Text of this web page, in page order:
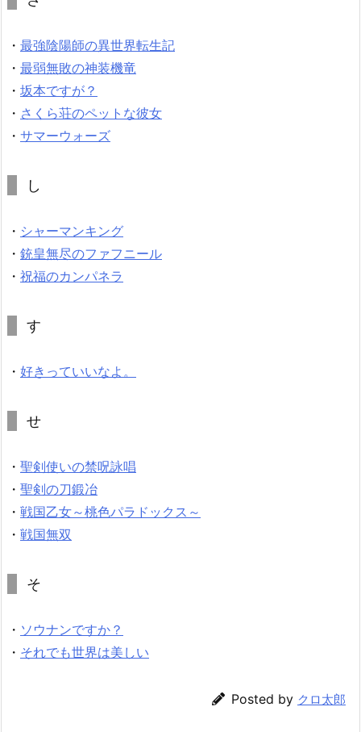
・ 最強陰陽師の異世界転生記
・ 最弱無敗の神装機竜
・ 坂本ですが？
・ さくら荘のペットな彼女
・ サマーウォーズ
し
・ シャーマンキング
・ 銃皇無尽のファフニール
・ 祝福のカンパネラ
す
・ 好きっていいなよ。
せ
・ 聖剣使いの禁呪詠唱
・ 聖剣の刀鍛冶
・ 戦国乙女～桃色パラドックス～
・ 戦国無双
そ
・ ソウナンですか？
・ それでも世界は美しい
Posted by クロ太郎